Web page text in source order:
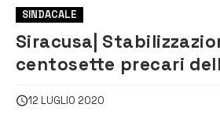
SINDACALE
Siracusa|
centosette precari
12 LUGLIO 2020